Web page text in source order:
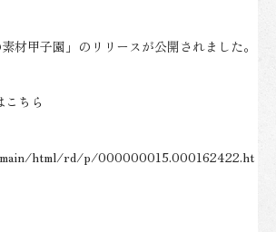
材甲子園」のリリースが公開されました。
ちら
html/rd/p/000000015.000162422.ht